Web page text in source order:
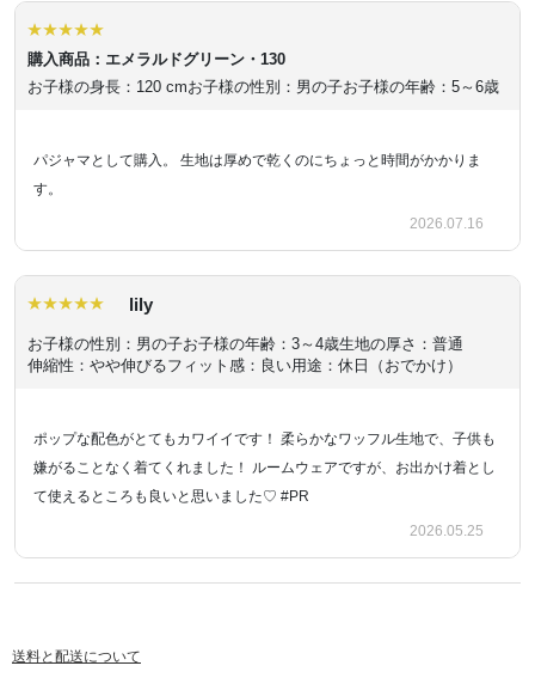
購入商品：エメラルドグリーン・130
お子様の身長：120 cmお子様の性別：男の子お子様の年齢：5～6歳
パジャマとして購入。 生地は厚めで乾くのにちょっと時間がかかりま
す。
2026.07.16
lily
お子様の性別：男の子お子様の年齢：3～4歳生地の厚さ：普通
伸縮性：やや伸びるフィット感：良い用途：休日（おでかけ）
ポップな配色がとてもカワイイです！ 柔らかなワッフル生地で、子供も
嫌がることなく着てくれました！ ルームウェアですが、お出かけ着とし
て使えるところも良いと思いました♡ #PR
2026.05.25
送料と配送について